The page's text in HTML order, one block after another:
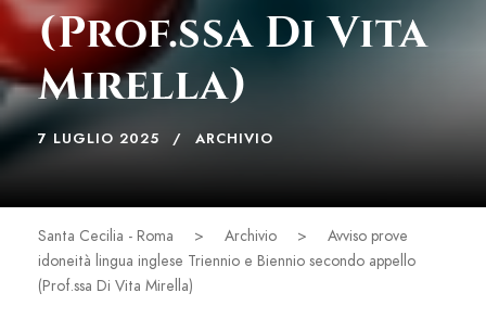
(Prof.ssa Di Vita
Mirella)
7 LUGLIO 2025 ARCHIVIO
Santa Cecilia - Roma > Archivio >
Avviso prove
idoneità lingua inglese Triennio e Biennio secondo appello
(Prof.ssa Di Vita Mirella)